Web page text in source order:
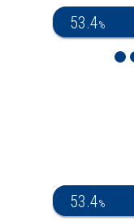
53.4%
53.4%